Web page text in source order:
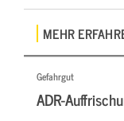
MEHR
Gefahrgut
ADR-